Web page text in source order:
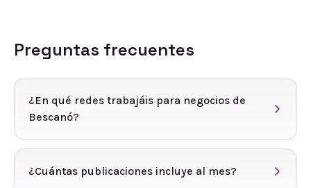
Preguntas frecuentes
¿En qué redes trabajáis para negocios de
Bescanó?
¿Cuántas publicaciones incluye al mes?